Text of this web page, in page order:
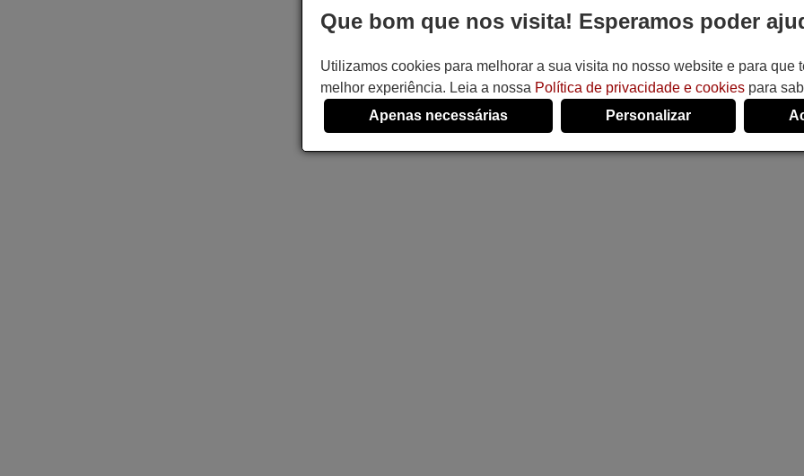
Que bom que nos visita! Esperamos poder
Utilizamos cookies para melhorar a sua visita no nosso website e para que
melhor experiência. Leia a nossa Política de privacidade e cookies para
Apenas necessárias
Personalizar